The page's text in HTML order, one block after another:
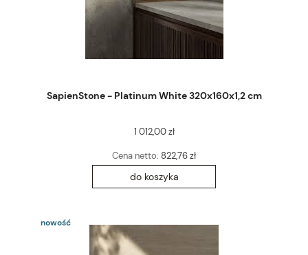
SapienStone - Platinum White 320x160x1,2 cm
1 012,00 zł
Cena netto: 822,76 zł
do koszyka
nowość